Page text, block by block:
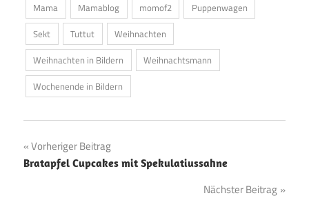
Mama
Mamablog momof2
Puppenwagen
Sekt
Tuttut
Weihnachten
Weihnachten in Bildern
Weihnachtsmann
Wochenende in Bildern
Beitragsnavigation
Vorheriger Beitrag
Bratapfel Cupcakes mit Spekulatiussahne
Nächster Beitrag